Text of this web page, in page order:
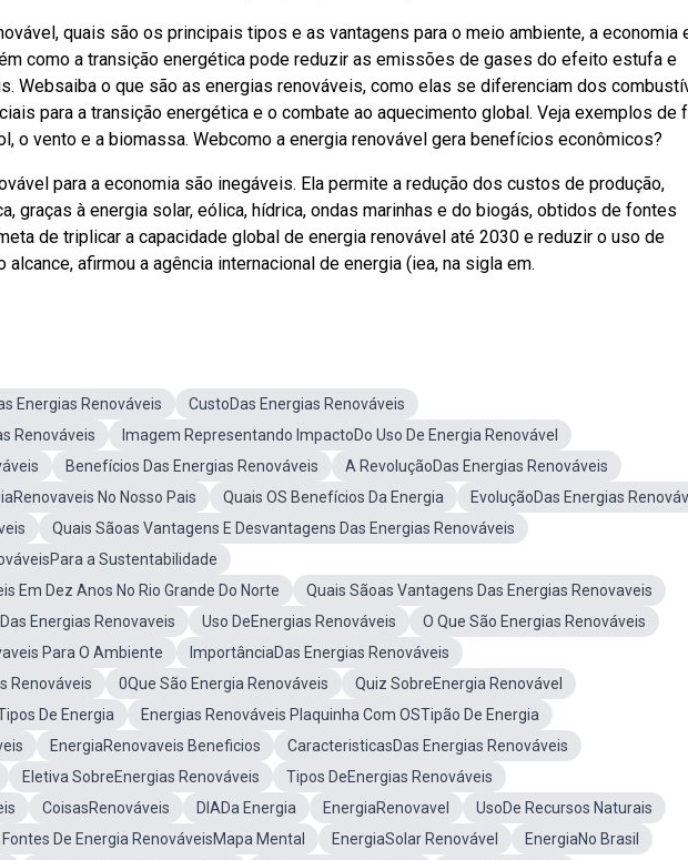
quais são os principais tipos e as vantagens para o meio ambiente, a economia
como a transição energética pode reduzir as emissões de gases do efeito estufa e
Websaiba o que são as energias renováveis, como elas se diferenciam dos
para a transição energética e o combate ao aquecimento global. Veja exemplos de
o vento e a biomassa. Webcomo a energia renovável gera benefícios econômicos?
para a economia são inegáveis. Ela permite a redução dos custos de produção,
graças à energia solar, eólica, hídrica, ondas marinhas e do biogás, obtidos de fontes
de triplicar a capacidade global de energia renovável até 2030 e reduzir o uso de
afirmou a agência internacional de energia (iea, na sigla em.
Energias Renováveis
CustoDas Energias Renováveis
Renováveis
Imagem Representando ImpactoDo Uso De Energia Renovável
Benefícios Das Energias Renováveis
A RevoluçãoDas Energias Renováveis
No Nosso Pais
Quais OS Benefícios Da Energia
EvoluçãoDas Energias
Quais Sãoas Vantagens E Desvantagens Das Energias Renováveis
a Sustentabilidade
Em Dez Anos No Rio Grande Do Norte
Quais Sãoas Vantagens Das Energias Renovaveis
Energias Renovaveis
Uso DeEnergias Renováveis
O Que São Energias Renováveis
Para O Ambiente
ImportânciaDas Energias Renováveis
Renováveis
0Que São Energia Renováveis
Quiz SobreEnergia Renovável
De Energia
Energias Renováveis Plaquinha Com OSTipão De Energia
EnergiaRenovaveis Beneficios
CaracteristicasDas Energias Renováveis
Eletiva SobreEnergias Renováveis
Tipos DeEnergias Renováveis
CoisasRenováveis DIADa Energia EnergiaRenovavel
UsoDe Recursos Naturais
Fontes De Energia RenováveisMapa Mental EnergiaSolar Renovável
EnergiaNo Brasil